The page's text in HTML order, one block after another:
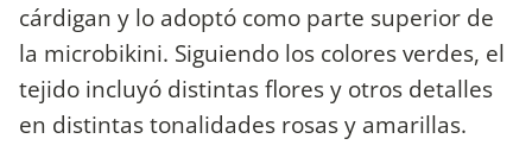
cárdigan y lo adoptó como parte superior de
la microbikini. Siguiendo los colores verdes, el
tejido incluyó distintas flores y otros detalles
en distintas tonalidades rosas y amarillas.